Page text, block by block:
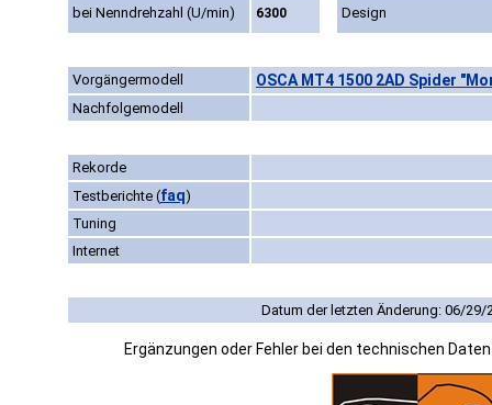
bei Nenndrehzahl (U/min) 6300 Design
Vorgängermodell OSCA MT4 1500 2AD Spider
Nachfolgemodell
Rekorde
Testberichte (faq)
Tuning
Internet
Datum der letzten Änderung: 06/29/
Ergänzungen oder Fehler bei den technischen